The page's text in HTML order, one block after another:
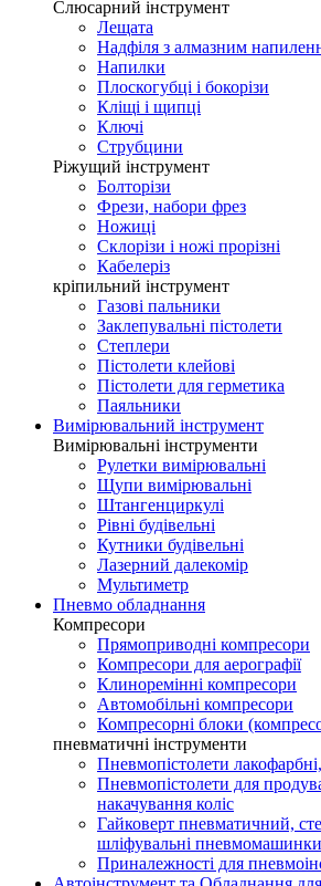
Слюсарний інструмент
Лещата
Надфіля з алмазним
Напилки
Плоскогубці і бокорізи
Кліщі і щипці
Ключі
Струбцини
Ріжущий інструмент
Болторізи
Фрези, набори фрез
Ножиці
Склорізи і ножі прорізні
Кабелеріз
кріпильний інструмент
Газові пальники
Заклепувальні пістолети
Степлери
Пістолети клейові
Пістолети для герметика
Паяльники
Вимірювальний інструмент
Вимірювальні інструменти
Рулетки вимірювальні
Щупи вимірювальні
Штангенциркулі
Рівні будівельні
Кутники будівельні
Лазерний далекомір
Мультиметр
Пневмо обладнання
Компресори
Прямоприводні компресори
Компресори для аерографії
Клиноремінні компресори
Автомобільні компресори
Компресорні блоки
пневматичні інструменти
Пневмопістолети
Пневмопістолети для
накачування коліс
Гайковерт пневматичний,
шліфувальні пневмомашинки
Приналежності для